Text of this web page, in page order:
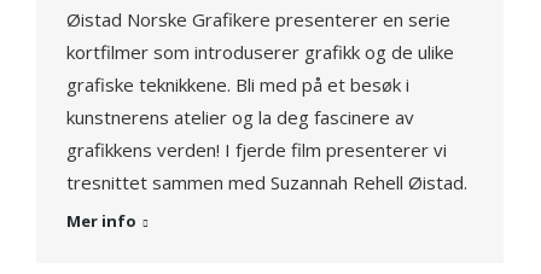
Øistad Norske Grafikere presenterer en serie
kortfilmer som introduserer grafikk og de ulike
grafiske teknikkene. Bli med på et besøk i
kunstnerens atelier og la deg fascinere av
grafikkens verden! I fjerde film presenterer vi
tresnittet sammen med Suzannah Rehell Øistad.
Mer info